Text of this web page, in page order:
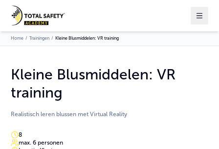
Home / Trainingen / Kleine Blusmiddelen: VR training
Kleine Blusmiddelen: VR
training
Realistisch leren blussen met Virtual Reality
8
max. 6 personen